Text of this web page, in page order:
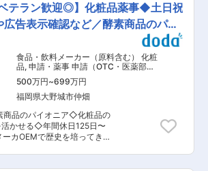
内外で多数の特許を取得し、
ます。 変更の範囲：
制リスクを適切に管理し、 部
て課題解決をリードしていた
ます。 また、チームを巻き
を発揮し、組織運営面での
ただきます。 ■当社の
のカテゴリーキャプテンとし
周年 ・カジュアルウェアを
ズカジュアルウェア」 ・数
休暇が取得できる「介護休
・育児勤務制度」の取得促
イム制、在宅勤務制度な
ています。 ■当社の製
ギャッツビー>
のトータルグルーミング研
質で、高い認知と信頼感を
・研究部門との資料作成のた
コンサル会社との各種調
に付随する業務 ※新規国
スキルを活かしていただけ
■働き方 フレッ
れており自由な働き方を実
。 ◎育休産休の取得率は
以（育休は入社後1年後か
後の時短勤務はお子様が小
で利用可能（切替時期：毎
した
お客様に対するメッセージ
化粧品、基礎化粧品、医薬部
製造、 量販店、ドラッグス
ベテラン歓迎◎】化粧品薬事◆土日祝
告表示確認など／酵素商品のパイ
食品・飲料メーカー（原料含む） 化粧
品, 申請・薬事 申請（OTC・医薬部外
品）
500万円~699万円
福岡県大野城市仲畑
商品のパイオニア◇化粧品の
かせる◇年間休日125日〜
カOEMで歴史を培ってき